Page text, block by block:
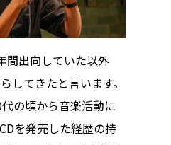
間出向していた以外
してきたと言います。
の頃から音楽活動に
を発売した経歴の持